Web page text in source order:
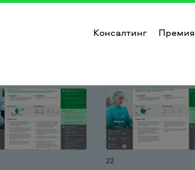
Консалтинг Премия